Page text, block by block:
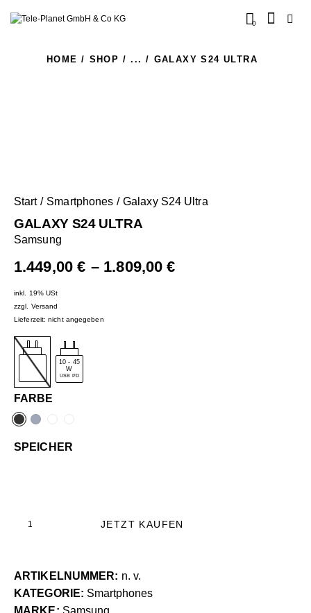
0
HOME SHOP ... GALAXY S24 ULTRA
Start Smartphones Galaxy S24 Ultra
GALAXY S24 ULTRA
Samsung
1.449,00 € – 1.809,00€
inkl. 19% USt
zzgl. Versand
Lieferzeit: nicht angegeben
10 - 45
W
USB PD
FARBE
SPEICHER
JETZT KAUFEN
ARTIKELNUMMER: n. v.
KATEGORIE: Smartphones
MARKE: Samsung